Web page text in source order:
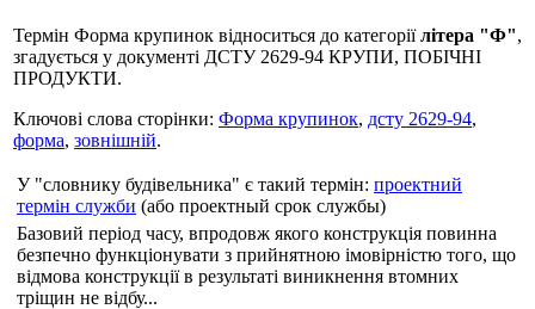
Термін Форма крупинок відноситься до категоріїлітера "Ф",
згадується у документі ДСТУ 2629-94 КРУПИ, ПОБІЧНІ
ПРОДУКТИ.
Ключові слова сторінки: Форма крупинок, дсту 2629-94,
форма, зовнішній.
У "словнику будівельника" є такий термін: проектний
термін служби (або проектный срок службы)
Базовий період часу, впродовж якого конструкція повинна
безпечно функціонувати з прийнятною імовірністю того, що
відмова конструкції в результаті виникнення втомних
тріщин не відбу...